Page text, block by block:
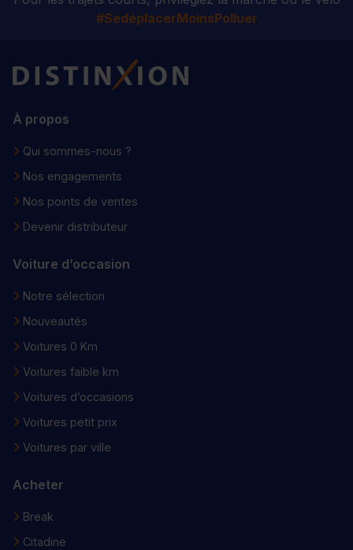
#SedéplacerMoinsPolluer
Distinxion
À propos
Qui sommes-nous ?
Nos engagements
Nos points de ventes
Devenir distributeur
Voiture d’occasion
Notre sélection
Nouveautés
Voitures 0 Km
Voitures faible km
Voitures d’occasions
Voitures petit prix
Voitures par ville
Acheter
Break
Citadine